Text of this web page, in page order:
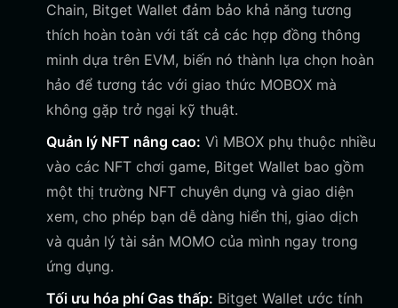
Chain, Bitget Wallet đảm bảo khả năng tương
thích hoàn toàn với tất cả các hợp đồng thông
minh dựa trên EVM, biến nó thành lựa chọn hoàn
hảo để tương tác với giao thức MOBOX mà
không gặp trở ngại kỹ thuật.
Quản lý NFT nâng cao: Vì MBOX phụ thuộc nhiều
vào các NFT chơi game, Bitget Wallet bao gồm
một thị trường NFT chuyên dụng và giao diện
xem, cho phép bạn dễ dàng hiển thị, giao dịch
và quản lý tài sản MOMO của mình ngay trong
ứng dụng.
Tối ưu hóa phí Gas thấp: Bitget Wallet ước tính